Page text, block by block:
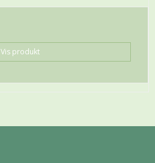
Vis produkt